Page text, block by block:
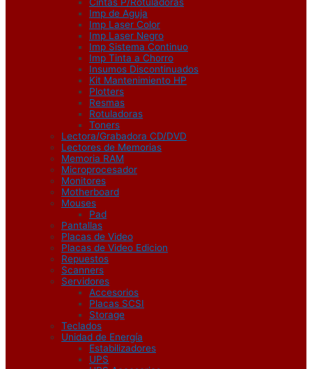
Cintas P/Rotuladoras
Imp de Aguja
Imp Laser Color
Imp Laser Negro
Imp Sistema Continuo
Imp Tinta a Chorro
Insumos Discontinuados
Kit Mantenimiento HP
Plotters
Resmas
Rotuladoras
Toners
Lectora/Grabadora CD/DVD
Lectores de Memorias
Memoria RAM
Microprocesador
Monitores
Motherboard
Mouses
Pad
Pantallas
Placas de Video
Placas de Video Edicion
Repuestos
Scanners
Servidores
Accesorios
Placas SCSI
Storage
Teclados
Unidad de Energía
Estabilizadores
UPS